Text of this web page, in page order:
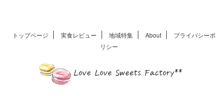
トップページ 実食レビュー 地域特集 About
プライバシーポ
リシー